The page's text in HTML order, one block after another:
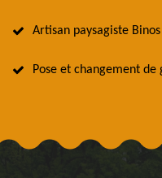
Artisan paysagiste Binos
Pose et changement